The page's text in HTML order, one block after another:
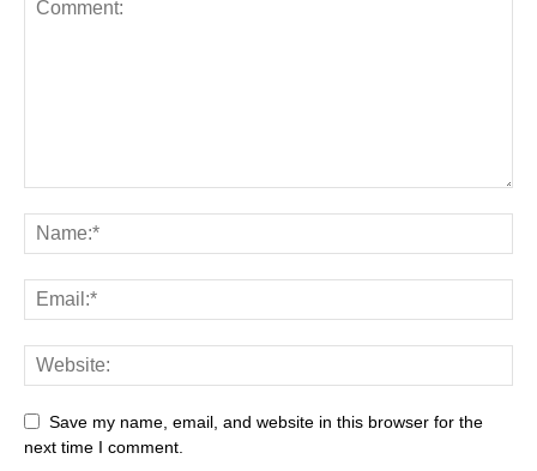
Save my name, email, and website in this browser for the
next time I comment.